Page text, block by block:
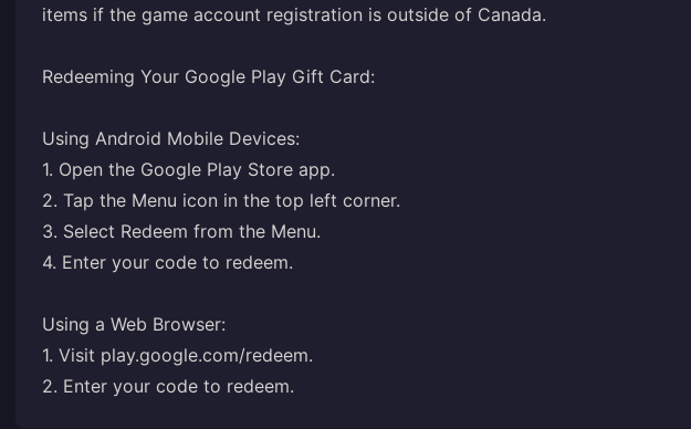
items if the game account registration is outside of Canada.
Redeeming Your Google Play Gift Card:
Using Android Mobile Devices:
1. Open the Google Play Store app.
2. Tap the Menu icon in the top left corner.
3. Select Redeem from the Menu.
4. Enter your code to redeem.
Using a Web Browser:
1. Visit play.google.com/redeem.
2. Enter your code to redeem.